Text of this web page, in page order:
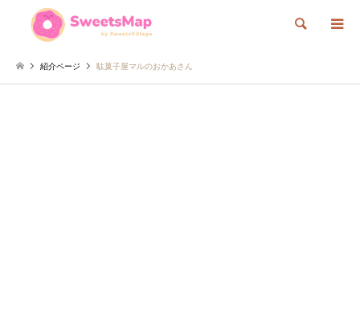
検索
紹介ページ 駄菓子屋マルのおかあさん